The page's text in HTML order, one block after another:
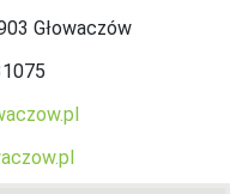
Głowaczów